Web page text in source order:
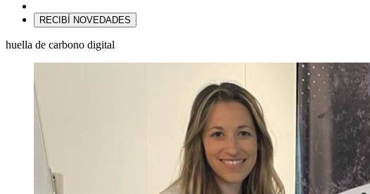
RECIBÍ NOVEDADES
huella de carbono digital